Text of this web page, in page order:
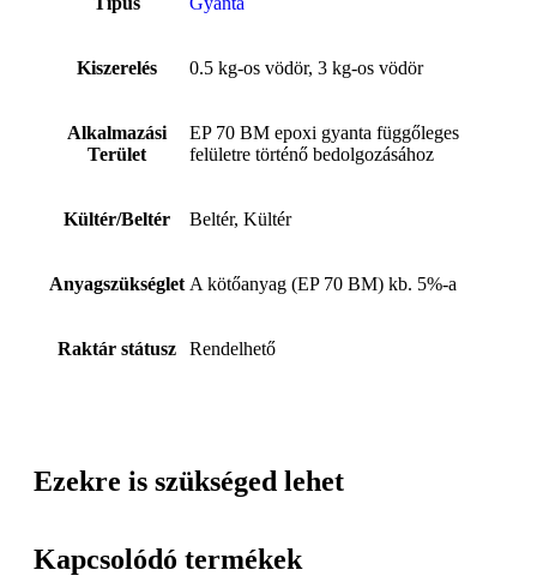
Kiszerelés 0.5 kg-os vödör, 3 kg-os vödör
Alkalmazási
Terület
EP 70 BM epoxi gyanta függőleges
felületre történő bedolgozásához
Kültér/Beltér Beltér, Kültér
Anyagszükséglet A kötőanyag (EP 70 BM) kb. 5%-a
Raktár státusz Rendelhető
Ezekre is szükséged lehet
Kapcsolódó termékek